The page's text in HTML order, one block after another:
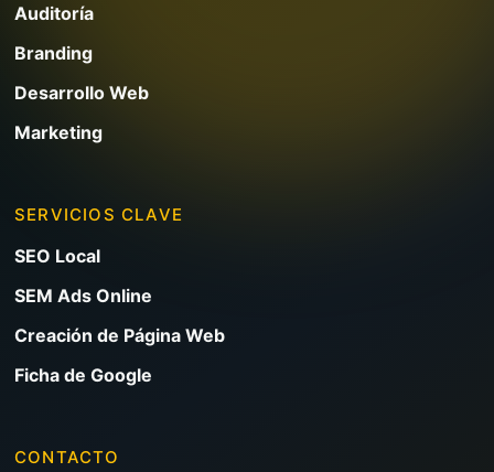
Auditoría
Branding
Desarrollo Web
Marketing
SERVICIOS CLAVE
SEO Local
SEM Ads Online
Creación de Página Web
Ficha de Google
CONTACTO